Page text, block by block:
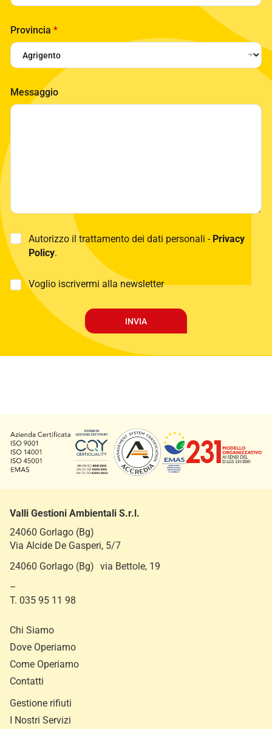
Provincia *
Messaggio
P
i
a
i
Autorizzo il trattamento dei dati personali - Privacy
Policy.
M
i
Voglio iscrivermi alla newsletter
INVIA
Valli Gestioni Ambientali S.r.l.
24060 Gorlago (Bg)
Via Alcide De Gasperi, 5/7
24060 Gorlago (Bg) via Bettole, 19
–
T. 035 95 11 98
Chi Siamo
Dove Operiamo
Come Operiamo
Contatti
Gestione rifiuti
I Nostri Servizi